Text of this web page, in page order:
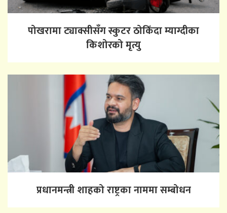
पोखरामा ट्याक्सीसँग स्कुटर ठोकिँदा म्याग्दीका
किशोरको मृत्यु
प्रधानमन्त्री शाहको राष्ट्रका नाममा सम्बोधन